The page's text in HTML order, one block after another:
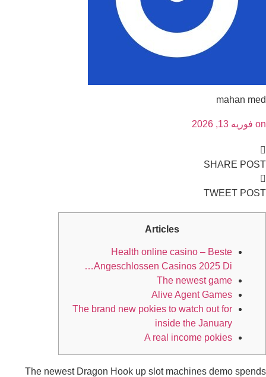
mahan
فوریه 13, 2026
SHARE
TWEET
Articles
Health online casino – Beste
Angeschlossen Casinos 2025 Di…
The newest game
Alive Agent Games
The brand new pokies to watch out for
inside the January
A real income pokies
The newest Dragon Hook up slot machines demo